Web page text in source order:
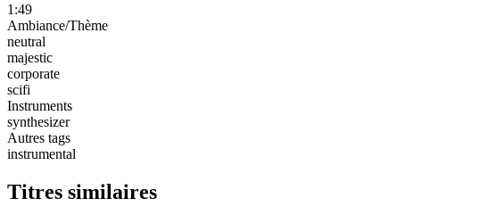
1:49
Ambiance/Thème
neutral
majestic
corporate
scifi
Instruments
synthesizer
Autres tags
instrumental
Titres similaires